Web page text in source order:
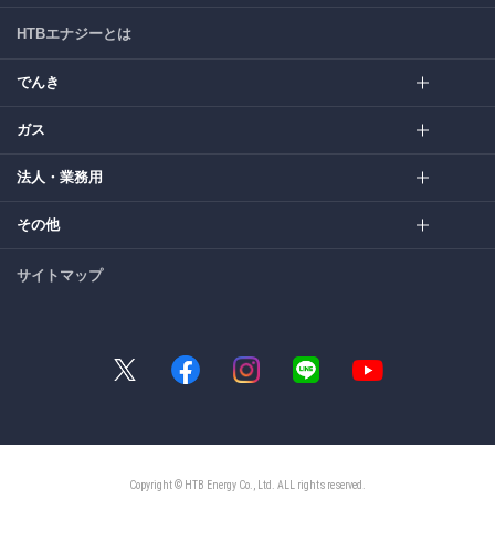
HTBエナジーとは
でんき
ガス
法人・業務用
その他
サイトマップ
Copyright © HTB Energy Co., Ltd. ALL rights reserved.